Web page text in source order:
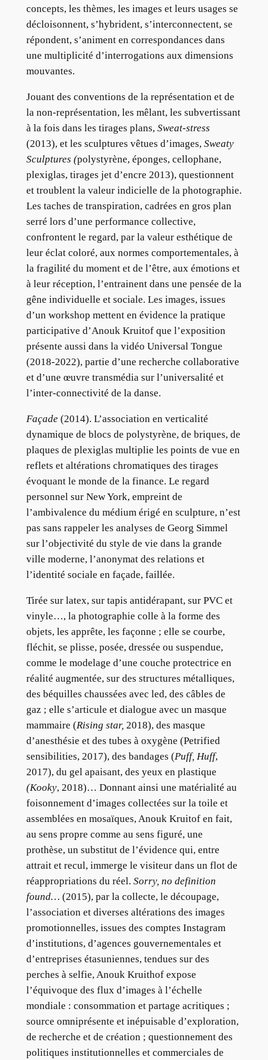
concepts, les thèmes, les images et leurs usages se
décloisonnent, s’hybrident, s’interconnectent, se
répondent, s’animent en correspondances dans
une multiplicité d’interrogations aux dimensions
mouvantes.
Jouant des conventions de la représentation et de
la non-représentation, les mêlant, les subvertissant
à la fois dans les tirages plans, Sweat-stress
(2013), et les sculptures vêtues d’images,Sweaty
Sculptures (polystyrène, éponges, cellophane,
plexiglas, tirages jet d’encre 2013), questionnent
et troublent la valeur indicielle de la photographie.
Les taches de transpiration, cadrées en gros plan
serré lors d’une performance collective,
confrontent le regard, par la valeur esthétique de
leur éclat coloré, aux normes comportementales, à
la fragilité du moment et de l’être, aux émotions et
à leur réception, l’entrainent dans une pensée de la
gêne individuelle et sociale. Les images, issues
d’un workshop mettent en évidence la pratique
participative d’Anouk Kruitof que l’exposition
présente aussi dans la vidéo Universal Tongue
(2018-2022), partie d’une recherche collaborative
et d’une œuvre transmédia sur l’universalité et
l’inter-connectivité de la danse.
Façade(2014). L’association en verticalité
dynamique de blocs de polystyrène, de briques, de
plaques de plexiglas multiplie les points de vue en
reflets et altérations chromatiques des tirages
évoquant le monde de la finance. Le regard
personnel sur New York, empreint de
l’ambivalence du médium érigé en sculpture, n’est
pas sans rappeler les analyses de Georg Simmel
sur l’objectivité du style de vie dans la grande
ville moderne, l’anonymat des relations et
l’identité sociale en façade, faillée.
Tirée sur latex, sur tapis antidérapant, sur PVC et
vinyle…, la photographie colle à la forme des
objets, les apprête, les façonne ; elle se courbe,
fléchit, se plisse, posée, dressée ou suspendue,
comme le modelage d’une couche protectrice en
réalité augmentée, sur des structures métalliques,
des béquilles chaussées avec led, des câbles de
gaz ; elle s’articule et dialogue avec un masque
mammaire (Rising star, 2018), des masque
d’anesthésie et des tubes à oxygène (Petrified
sensibilities, 2017), des bandages (Puff, Huff,
2017), du gel apaisant, des yeux en plastique
(Kooky, 2018)… Donnant ainsi une matérialité au
foisonnement d’images collectées sur la toile et
assemblées en mosaïques, Anouk Kruitof en fait,
au sens propre comme au sens figuré, une
prothèse, un substitut de l’évidence qui, entre
attrait et recul, immerge le visiteur dans un flot de
réappropriations du réel. Sorry, no definition
found… (2015), par la collecte, le découpage,
l’association et diverses altérations des images
promotionnelles, issues des comptes Instagram
d’institutions, d’agences gouvernementales et
d’entreprises étasuniennes, tendues sur des
perches à selfie, Anouk Kruithof expose
l’équivoque des flux d’images à l’échelle
mondiale : consommation et partage acritiques ;
source omniprésente et inépuisable d’exploration,
de recherche et de création ; questionnement des
politiques institutionnelles et commerciales de